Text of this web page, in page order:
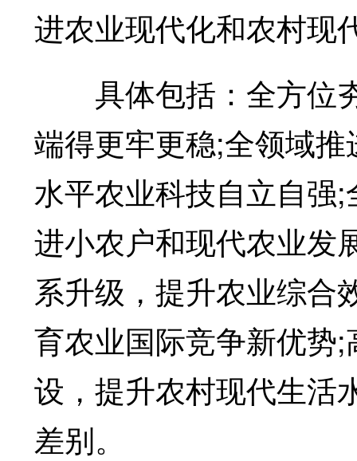
进农业现代化和农村现
具体包括：全方位
端得更牢更稳;全领域
水平农业科技自立自强
进小农户和现代农业发
系升级，提升农业综合
育农业国际竞争新优势
设，提升农村现代生活
差别。